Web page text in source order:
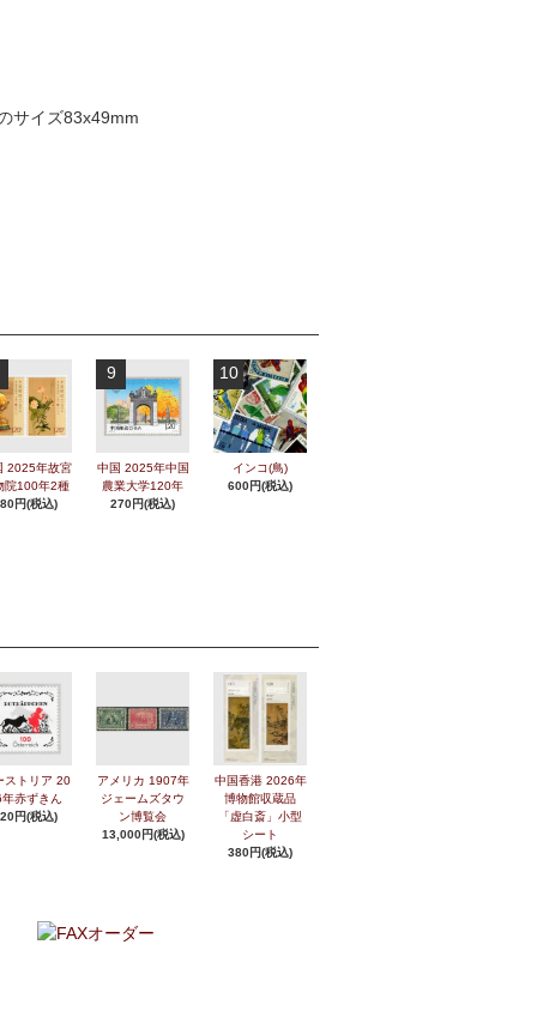
サイズ83x49mm
2025年故宮
院100年2種
円(税込)
9
中国 2025年中国
農業大学120年
270円(税込)
10
インコ(鳥)
600円(税込)
ストリア 20
赤ずきん
円(税込)
アメリカ 1907年
ジェームズタウ
ン博覧会
13,000円(税込)
中国香港 2026年
博物館収蔵品
「虚白斎」小型
シート
380円(税込)